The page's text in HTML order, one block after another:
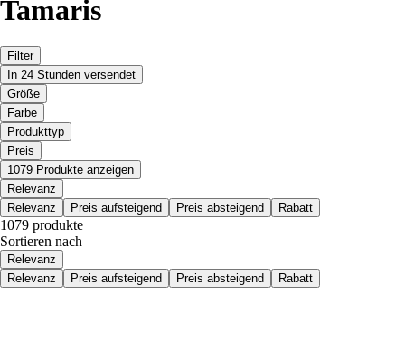
Tamaris
Filter
In 24 Stunden versendet
Größe
Farbe
Produkttyp
Preis
1079 Produkte anzeigen
Relevanz
Relevanz
Preis aufsteigend Preis absteigend Rabatt
1079 produkte
Sortieren nach
Relevanz
Relevanz
Preis aufsteigend Preis absteigend Rabatt